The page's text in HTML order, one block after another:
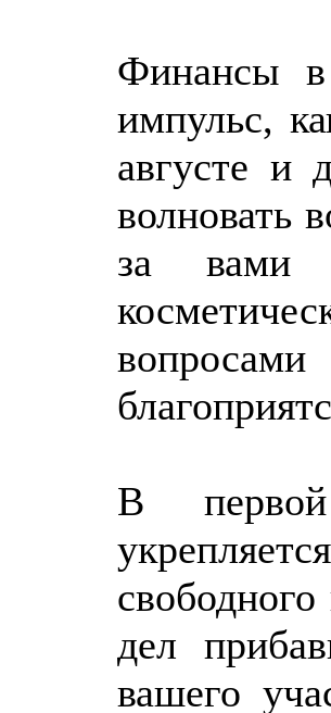
Финансы
импульс,
августе и
волновать
за вами
В
дел
вашего